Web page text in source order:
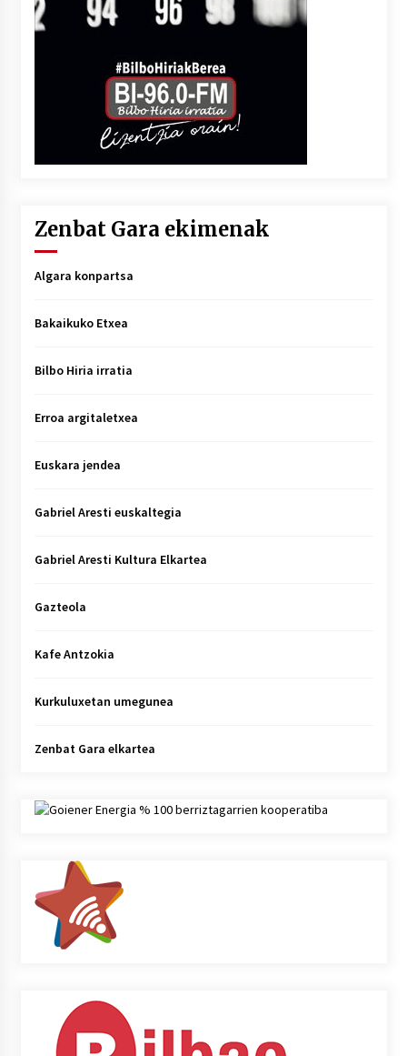
Zenbat Gara ekimenak
Algara konpartsa
Bakaikuko Etxea
Bilbo Hiria irratia
Erroa argitaletxea
Euskara jendea
Gabriel Aresti euskaltegia
Gabriel Aresti Kultura Elkartea
Gazteola
Kafe Antzokia
Kurkuluxetan umegunea
Zenbat Gara elkartea